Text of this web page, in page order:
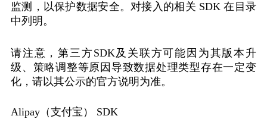
监测，以保护数据安全。对接入的相关 SDK在目录
中列明。
请注意，第三方SDK及关联方可能因为其版本升
级、策略调整等原因导致数据处理类型存在一定变
化，请以其公示的官方说明为准。
Alipay （支付宝）
SDK